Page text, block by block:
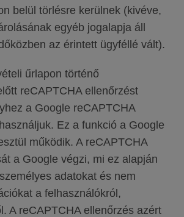
belül törlésre kerülnek (kivéve,
egyéb jogalapja áll
az érintett ügyféllé vált).
űrlapon történő
reCAPTCHA ellenőrzést
a Google reCAPTCHA
Ez a funkció a Google
működik. A reCAPTCHA
a Google végzi, mi ez alapján
adatokat és nem
a felhasználókról,
A reCAPTCHA ellenőrzés azért